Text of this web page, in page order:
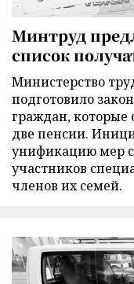
Минтруд
список
Министерство
подготовило
граждан, которые
две пенсии.
унификацию мер
участников
членов их семей.